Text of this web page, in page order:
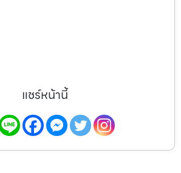
แชร์หน้านี้